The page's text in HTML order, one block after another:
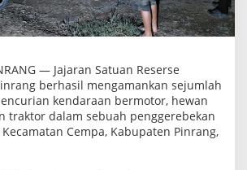
l
o
t
P
e
n
c
u
r
— Jajaran Satuan Reserse
berhasil mengamankan sejumlah
kendaraan bermotor, hewan
traktor dalam sebuah penggerebekan
Cempa, Kabupaten Pinrang,